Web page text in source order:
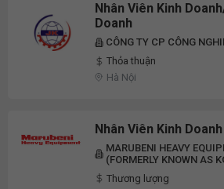
Nhân Viên Kinh
Doanh
CÔNG TY CP CÔNG
Thỏa thuận
Hà Nội
Nhân Viên Kinh
MARUBENI HEAVY
(FORMERLY KNOWN AS
Thương lượng